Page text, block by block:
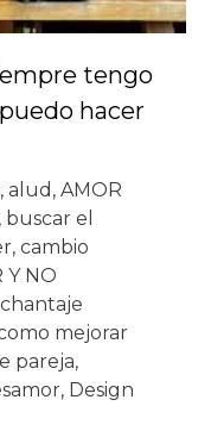
tengo
hacer
, alud , AMOR
, buscar el
, cambio
Y NO
chantaje
mejorar
pareja,
, Design